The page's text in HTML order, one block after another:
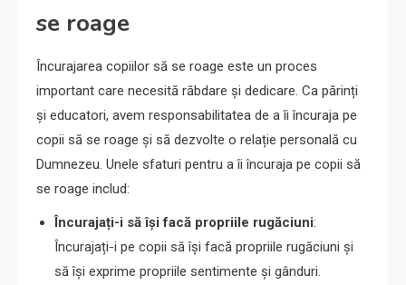
se roage
Încurajarea copiilor să se roage este un proces
important care necesită răbdare și dedicare. Ca părinți
și educatori, avem responsabilitatea de a îi încuraja pe
copii să se roage și să dezvolte o relație personală cu
Dumnezeu. Unele sfaturi pentru a îi încuraja pe copii să
se roage includ:
Încurajați-i să își facă propriile rugăciuni:
Încurajați-i pe copii să își facă propriile rugăciuni și
să își exprime propriile sentimente și gânduri.